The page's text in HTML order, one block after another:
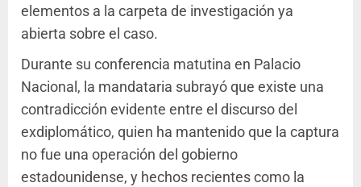
elementos a la carpeta de investigación ya
abierta sobre el caso.
Durante su conferencia matutina en Palacio
Nacional, la mandataria subrayó que existe una
contradicción evidente entre el discurso del
exdiplomático, quien ha mantenido que la captura
no fue una operación del gobierno
estadounidense, y hechos recientes como la